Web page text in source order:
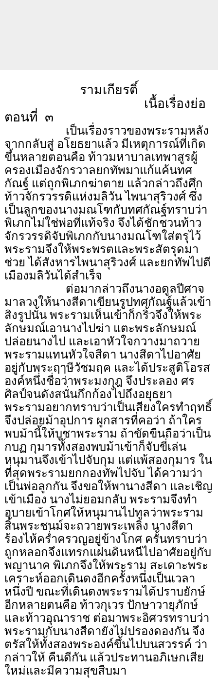
รามเกียรติ์
เนื้อเรื่องย่อ
ตอนที่ ๓
เป็นเรื่องราวของพระรามหลัง
จากกลับสู่ อโยธยาแล้ว มีเหตุการณ์ที่เกิด
ขึ้นหลายตอนคือ ท้าวมหาบาลเทพาสูรผู้
ครองเมืองจักรวาลยกทัพมาแก้แค้นทศ
กัณฐ์ แต่ถูกพิเภกฆ่าตาย แล้วกล่าวถึงศึก
ท้าวจักรวรรดิแห่งมลิวัน ไพนาสุริวงศ์ ซึ่ง
เป็นลูกของนางมณโฑกับทศกัณฐ์ทราบว่า
พิเภกไม่ใช่พ่อที่แท้จริง จึงได้ชักชวนท้าว
จักรวรรดิจับพิเภกกับนางมณโฑใส่ตรุไว้
พระรามจึงให้พระพรตและพระสัตรุดมา
ช่วย ได้สังหารไพนาสุริวงศ์ และยกทัพไปตี
เมืองมลิวันได้สำเร็จ
ต่อมากล่าวถึงนางอดูลปีศาจ
มาลวงให้นางสีดาเขียนรูปทศกัณฐ์แล้วเข้า
สิงรูปนั้น พระรามเห็นเข้าก็กริ้วจึงให้พระ
ลักษมณ์เอานางไปฆ่า แตะพระลักษมณ์
ปล่อยนางไป และเอาหัวใจกวางมาถวาย
พระรามแทนหัวใจสีดา นางสีดาไปอาศัย
อยู่กับพระฤๅษีวัชมฤค และได้ประสูติโอรส
องค์หนึ่งชื่อว่าพระมงกุฎ จึงประลอง ศร
ศิลป์จนดังสนั่นกึกก้องไปถึงอยุธยา
พระรามอยากทราบว่าเป็นเสียงใครทำฤทธิ์
จึงปล่อยม้าอุปการ ผูกสารที่คอว่า ถ้าใคร
พบม้านี้ให้บูชาพระราม ถ้าขัดขืนถือว่าเป็น
กบฏ กุมารทั้งสองพบม้าเข้าก็จับขี่เล่น
หนุมานจึงเข้าไปจับกุม แต่แพ้สองกุมาร ใน
ที่สุดพระรามยกกองทัพไปจับ ได้ความว่า
เป็นพ่อลูกกัน จึงขอให้พานางสีดา และเชิญ
เข้าเมือง นางไม่ยอมกลับ พระรามจึงทำ
อุบายเข้าโกศให้หนุมานไปทูลว่าพระราม
สิ้นพระชนม์จะถวายพระเพลิง นางสีดา
ร้องไห้คร่ำครวญอยู่ข้างโกศ ครั้นทราบว่า
ถูกหลอกจึงแทรกแผ่นดินหนีไปอาศัยอยู่กับ
พญานาค พิเภกจึงให้พระราม สะเดาะพระ
เคราะห์ออกเดินดงอีกครั้งหนึ่งเป็นเวลา
หนึ่งปี ขณะที่เดินดงพระรามได้ปราบยักษ์
อีกหลายตนคือ ท้าวกุเวร ปักษาวายุภักษ์
และท้าวอุณาราช ต่อมาพระอิศวรทราบว่า
พระรามกับนางสีดายังไม่ปรองดองกัน จึง
ตรัสให้ทั้งสองพระองค์ขึ้นไปบนสวรรค์ ว่า
กล่าวให้ คืนดีกัน แล้วประทานอภิเษกเสีย
ใหม่และมีความสุขสืบมา